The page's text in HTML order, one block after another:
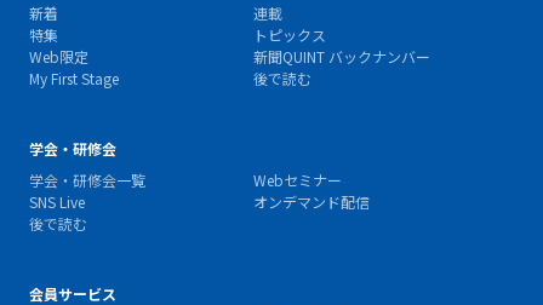
新着
連載
特集
トピックス
Web限定
新聞QUINT バックナンバー
My First Stage
後で読む
学会・研修会
学会・研修会一覧
Webセミナー
SNS Live
オンデマンド配信
後で読む
会員サービス